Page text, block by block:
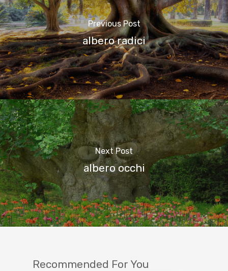
Previous Post
albero radici
Next Post
albero occhi
Recommended For You